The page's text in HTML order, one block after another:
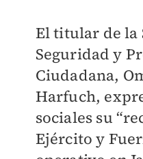
El titular de la
Seguridad y
Ciudadana,
Harfuch,
sociales su
Ejército y